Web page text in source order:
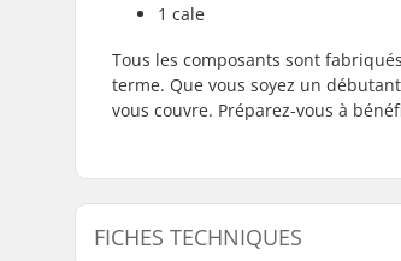
1 cale
Tous les composants sont
terme. Que vous soyez un
vous couvre. Préparez-vous à
FICHES TECHNIQUES